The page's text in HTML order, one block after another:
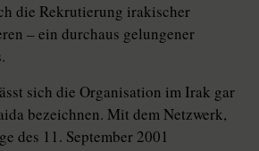
die Rekrutierung irakischer
– ein durchaus gelungener
sich die Organisation im Irak gar
bezeichnen. Mit dem Netzwerk,
des 11. September 2001